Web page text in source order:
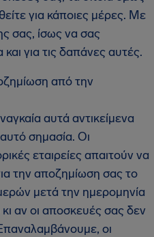
για κάποιες μέρες. Με
σας, ίσως να σας
για τις δαπάνες αυτές.
από την
αυτά αντικείμενα
σημασία. Οι
εταιρείες απαιτούν να
την αποζημίωση σας το
μετά την ημερομηνία
αν οι αποσκευές σας δεν
οι